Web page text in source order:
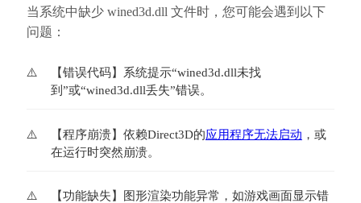
当系统中缺少 wined3d.dll 文件时，您可能会遇到以下
问题：
【错误代码】系统提示“wined3d.dll未找
到”或“wined3d.dll丢失”错误。
【程序崩溃】依赖Direct3D的应用程序无法启动 ，或
在运行时突然崩溃。
【功能缺失】图形渲染功能异常，如游戏画面显示错